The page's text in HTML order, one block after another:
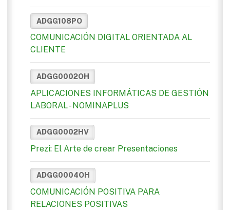
ADGG108PO
COMUNICACIÓN DIGITAL ORIENTADA AL
CLIENTE
ADGG0002OH
APLICACIONES INFORMÁTICAS DE GESTIÓN
LABORAL - NOMINAPLUS
ADGG0002HV
Prezi: El Arte de crear Presentaciones
ADGG0004OH
COMUNICACIÓN POSITIVA PARA
RELACIONES POSITIVAS